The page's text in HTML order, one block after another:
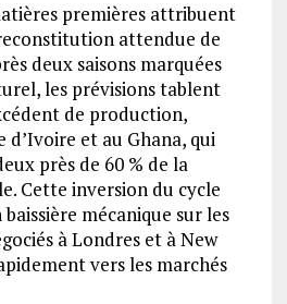
premières attribuent
attendue de
deux saisons marquées
les prévisions tablent
de production,
et au Ghana, qui
près de 60 % de la
Cette inversion du cycle
mécanique sur les
à Londres et à New
vers les marchés